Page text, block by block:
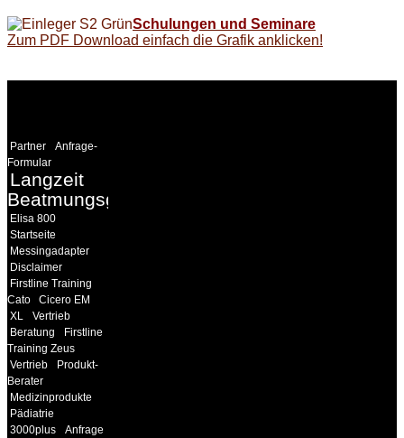
Schulungen und Seminare
Zum PDF Download einfach die Grafik anklicken!
Partner
Anfrage-
Formular
Langzeit
Beatmungsgeräte
Elisa 800
Startseite
Messingadapter
Disclaimer
Firstline Training
Cato
Cicero EM
XL
Vertrieb
Beratung
Firstline
Training Zeus
Vertrieb
Produkt-
Berater
Medizinprodukte
Pädiatrie
3000plus
Anfrage